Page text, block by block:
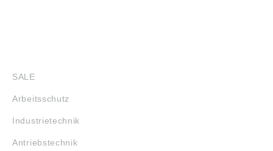
SALE
Arbeitsschutz
Industrietechnik
Antriebstechnik